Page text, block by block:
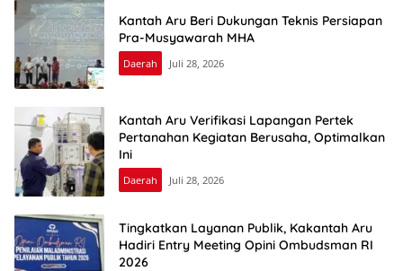
Kantah Aru Beri Dukungan Teknis Persiapan
Pra-Musyawarah MHA
Daerah Juli 28, 2026
Kantah Aru Verifikasi Lapangan Pertek
Pertanahan Kegiatan Berusaha, Optimalkan
Ini
Daerah Juli 28, 2026
Tingkatkan Layanan Publik, Kakantah Aru
Hadiri Entry Meeting Opini Ombudsman RI
2026